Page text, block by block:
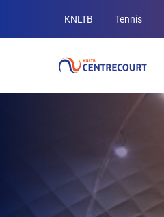
Overige
KNLTB
websites
KNLTB Tennis